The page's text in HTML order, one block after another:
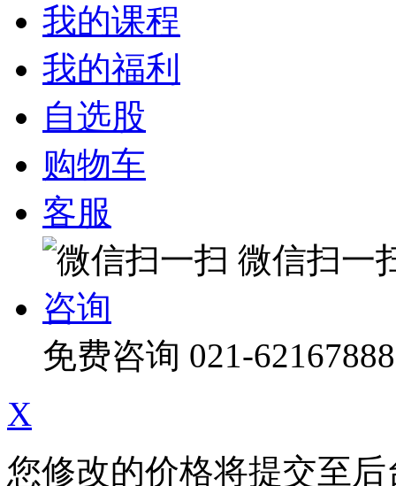
我的课程
我的福利
自选股
购物车
客服
微信扫一
咨询
免费咨询 021-62167888
X
您修改的价格将提交至